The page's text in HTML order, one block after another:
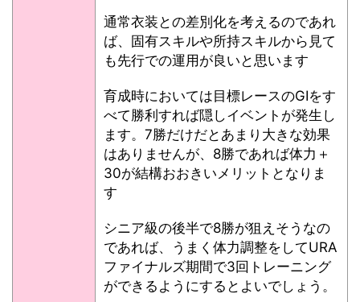
通常衣装との差別化を考えるのであれ
ば、固有スキルや所持スキルから見て
も先行での運用が良いと思います
育成時においては目標レースのGⅠをす
べて勝利すれば隠しイベントが発生し
ます。7勝だけだとあまり大きな効果
はありませんが、8勝であれば体力＋
30が結構おおきいメリットとなりま
す
シニア級の後半で8勝が狙えそうなの
であれば、うまく体力調整をしてURA
ファイナルズ期間で3回トレーニング
ができるようにするとよいでしょう。